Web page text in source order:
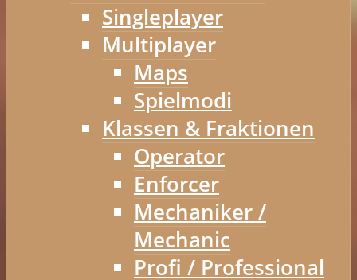
Singleplayer
Multiplayer
Maps
Spielmodi
Klassen & Fraktionen
Operator
Enforcer
Mechaniker /
Mechanic
Profi / Professional